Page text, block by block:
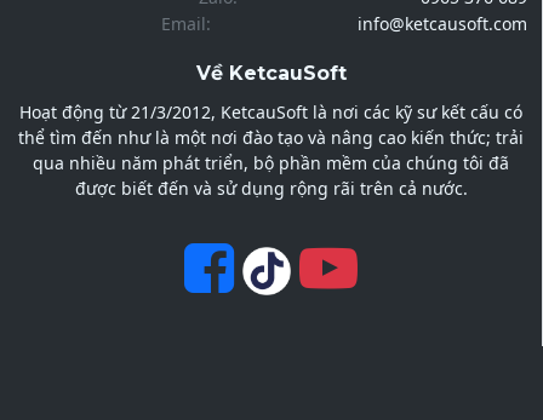
Email:
info@ketcausoft.com
Về KetcauSoft
Hoạt động từ 21/3/2012, KetcauSoft là nơi các kỹ sư kết cấu có
thể tìm đến như là một nơi đào tạo và nâng cao kiến thức; trải
qua nhiều năm phát triển, bộ phần mềm của chúng tôi đã
được biết đến và sử dụng rộng rãi trên cả nước.